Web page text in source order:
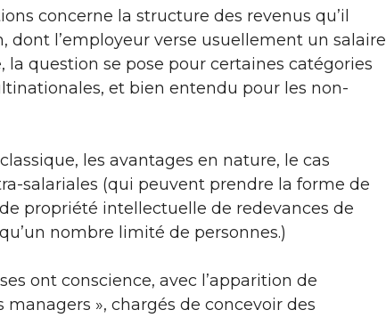
concerne la structure des revenus qu’il
dont l’employeur verse usuellement un salaire
question se pose pour certaines catégories
et bien entendu pour les non-
les avantages en nature, le cas
salariales (qui peuvent prendre la forme de
propriété intellectuelle de redevances de
nombre limité de personnes.)
ont conscience, avec l’apparition de
», chargés de concevoir des